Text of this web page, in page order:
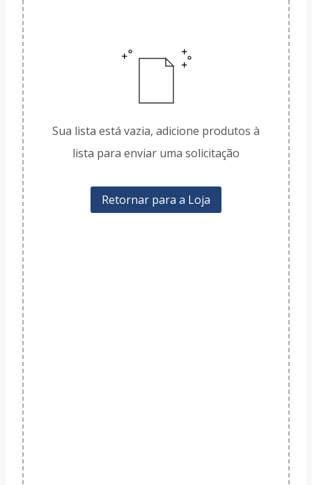
Sua lista está vazia, adicione produtos à
lista para enviar uma solicitação
Retornar para a Loja